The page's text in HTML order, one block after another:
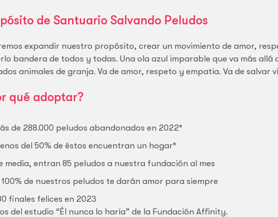
de Santuario Salvando Peludos
expandir nuestro propósito, crear un movimiento de amor,
bandera de todos y todas. Una ola azul imparable que va más
animales de granja. Va de amor, respeto y empatía. Va de salvar
qué adoptar?
de 288.000 peludos abandonados en 2022*
del 50% de éstos encuentran un hogar*
media, entran 85 peludos a nuestra fundación al mes
100% de nuestros peludos te darán amor para siempre
finales felices en 2023
del estudio “Él nunca lo haría” de la Fundación Affinity.